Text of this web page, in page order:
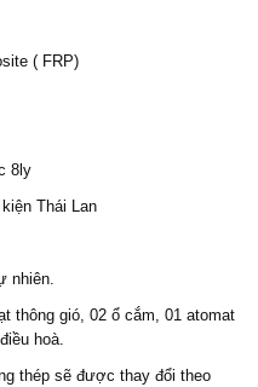
( FRP)
8ly
Thái Lan
nhiên.
thông gió, 02 ổ cắm, 01 atomat
hoà.
thép sẽ được thay đổi theo